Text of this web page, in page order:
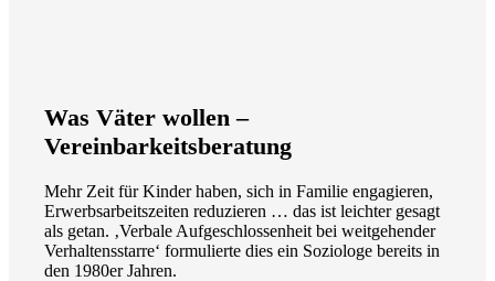
Was Väter wollen –
Vereinbarkeitsberatung
Mehr Zeit für Kinder haben, sich in Familie engagieren,
Erwerbsarbeitszeiten reduzieren … das ist leichter gesagt
als getan. ‚Verbale Aufgeschlossenheit bei weitgehender
Verhaltensstarre‘ formulierte dies ein Soziologe bereits in
den 1980er Jahren.